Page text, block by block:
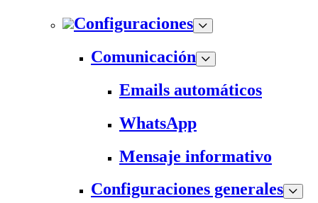
Configuraciones
Comunicación
Emails automáticos
WhatsApp
Mensaje informativo
Configuraciones generales